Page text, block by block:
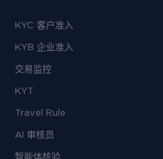
KYC 客户准入
KYB 企业准入
交易监控
KYT
Travel Rule
AI 审核员